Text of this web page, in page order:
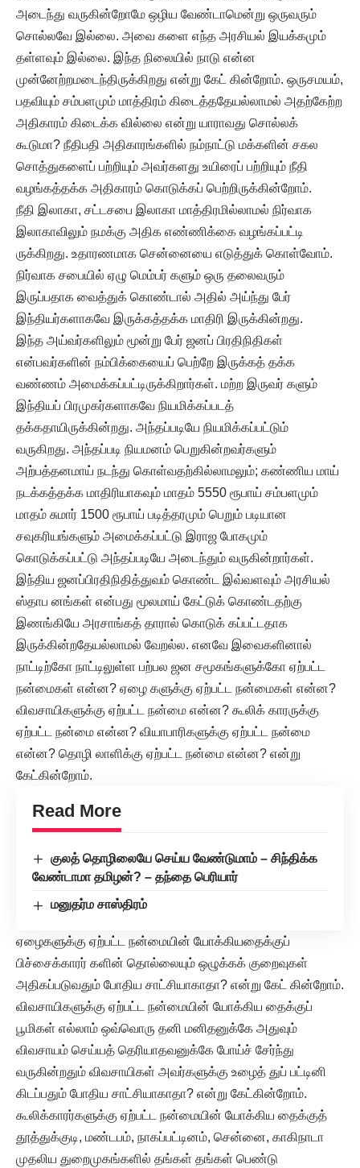
அடைந்து வருகின்றோமே ஒழிய வேண்டாமென்று ஒருவரும்
சொல்லவே இல்லை. அவை களை எந்த அரசியல் இயக்கமும்
தள்ளவும் இல்லை. இந்த நிலையில் நாடு என்ன
முன்னேற்றமடைந்திருக்கிறது என்று கேட் கின்றோம். ஒருசமயம்,
பதவியும் சம்பளமும் மாத்திரம் கிடைத்ததேயல்லாமல் அதற்கேற்ற
அதிகாரம் கிடைக்க வில்லை என்று யாராவது சொல்லக்
கூடுமா? நீதிபதி அதிகாரங்களில் நம்நாட்டு மக்களின் சகல
சொத்துகளைப் பற்றியும் அவர்களது உயிரைப் பற்றியும் நீதி
வழங்கத்தக்க அதிகாரம் கொடுக்கப் பெற்றிருக்கின்றோம்.
நீதி இலாகா, சட்டசபை இலாகா மாத்திரமில்லாமல் நிர்வாக
இலாகாவிலும் நமக்கு அதிக எண்ணிக்கை வழங்கப்பட்டி
ருக்கிறது. உதாரணமாக சென்னையை எடுத்துக் கொள்வோம்.
நிர்வாக சபையில் ஏழு மெம்பர் களும் ஒரு தலைவரும்
இருப்பதாக வைத்துக் கொண்டால் அதில் அய்ந்து பேர்
இந்தியர்களாகவே இருக்கத்தக்க மாதிரி இருக்கின்றது.
இந்த அய்வர்களிலும் மூன்று பேர் ஜனப் பிரதிநிதிகள்
என்பவர்களின் நம்பிக்கையைப் பெற்றே இருக்கத் தக்க
வண்ணம் அமைக்கப்பட்டிருக்கிறார்கள். மற்ற இருவர் களும்
இந்தியப் பிரமுகர்களாகவே நியமிக்கப்படத்
தக்கதாயிருக்கின்றது. அந்தப்படியே நியமிக்கப்பட்டும்
வருகிறது. அந்தப்படி நியமனம் பெறுகின்றவர்களும்
அற்பத்தனமாய் நடந்து கொள்வதற்கில்லாமலும்; கண்ணிய மாய்
நடக்கத்தக்க மாதிரியாகவும் மாதம் 5550 ரூபாய் சம்பளமும்
மாதம் சுமார் 1500 ரூபாய் படித்தரமும் பெறும் படியான
சவுகரியங்களும் அமைக்கப்பட்டு இராஜ போகமும்
கொடுக்கப்பட்டு அந்தப்படியே அடைந்தும் வருகின்றார்கள்.
இந்திய ஜனப்பிரதிநிதித்துவம் கொண்ட இவ்வளவும் அரசியல்
ஸ்தாப னங்கள் என்பது மூலமாய் கேட்டுக் கொண்டதற்கு
இணங்கியே அரசாங்கத் தாரால் கொடுக் கப்பட்டதாக
இருக்கின்றதேயல்லாமல் வேறல்ல. எனவே இவைகளினால்
நாட்டிற்கோ நாட்டிலுள்ள பற்பல ஜன சமூகங்களுக்கோ ஏற்பட்ட
நன்மைகள் என்ன? ஏழை களுக்கு ஏற்பட்ட நன்மைகள் என்ன?
விவசாயிகளுக்கு ஏற்பட்ட நன்மை என்ன? கூலிக் காரருக்கு
ஏற்பட்ட நன்மை என்ன? வியாபாரிகளுக்கு ஏற்பட்ட நன்மை
என்ன? தொழி லாளிக்கு ஏற்பட்ட நன்மை என்ன? என்று
கேட்கின்றோம்.
Read More
குலத் தொழிலையே செய்ய வேண்டுமாம் – சிந்திக்க
வேண்டாமா தமிழன்? – தந்தை பெரியார்
மனுதர்ம சாஸ்திரம்
ஏழைகளுக்கு ஏற்பட்ட நன்மையின் யோக்கியதைக்குப்
பிச்சைக்காரர் களின் தொல்லையும் ஒழுக்கக் குறைவுகள்
அதிகப்படுவதும் போதிய சாட்சியாகாதா? என்று கேட் கின்றோம்.
விவசாயிகளுக்கு ஏற்பட்ட நன்மையின் யோக்கிய தைக்குப்
பூமிகள் எல்லாம் ஒவ்வொரு தனி மனிதனுக்கே அதுவும்
விவசாயம் செய்யத் தெரியாதவனுக்கே போய்ச் சேர்ந்து
வருகின்றதும் விவசாயிகள் அவர்களுக்கு உழைத் துப் பட்டினி
கிடப்பதும் போதிய சாட்சியாகாதா? என்று கேட்கின்றோம்.
கூலிக்காரர்களுக்கு ஏற்பட்ட நன்மையின் யோக்கிய தைக்குத்
தூத்துக்குடி, மண்டபம், நாகப்பட்டினம், சென்னை, காகிநாடா
முதலிய துறைமுகங்களில் தங்கள் தங்கள் பெண்டு